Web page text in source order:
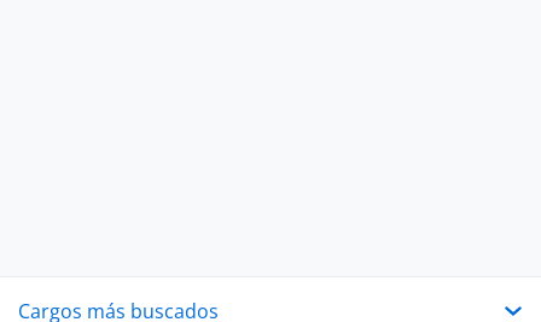
Cargos más buscados